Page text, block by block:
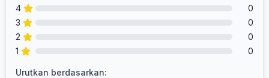
4
0
3
0
2
0
1
0
Urutkan berdasarkan: